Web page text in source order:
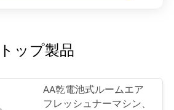
トップ製品
AA乾電池式ルームエア
フレッシュナーマシン、